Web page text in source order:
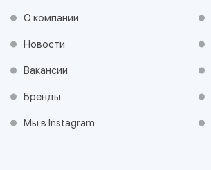
О компании
Новости
Вакансии
Бренды
Мы в Instagram